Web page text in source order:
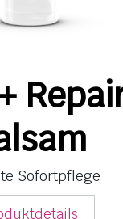
Sofortpflege